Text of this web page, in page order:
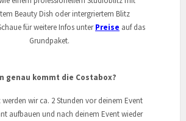
Beauty Dish oder intergriertem Blitz
für weitere Infos unterPreise auf das
Grundpaket.
genau kommt die Costabox?
wir ca. 2 Stunden vor deinem Event
aufbauen und nach deinem Event wieder